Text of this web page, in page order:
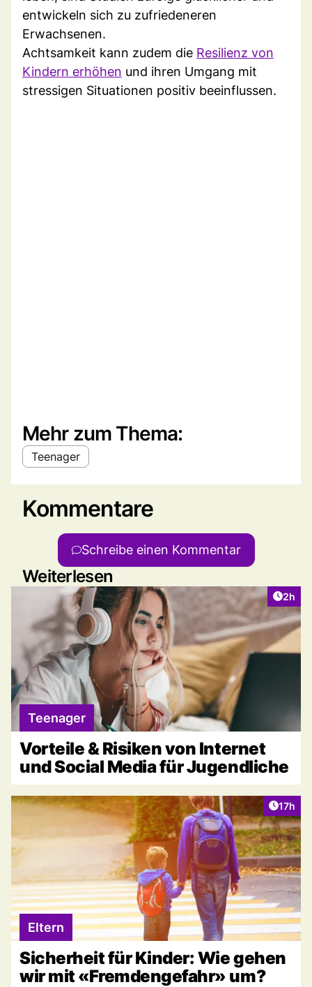
entwickeln sich zu zufriedeneren
Erwachsenen.
Achtsamkeit kann zudem die Resilienz von
Kindern erhöhen und ihren Umgang mit
stressigen Situationen positiv beeinflussen.
Mehr zum Thema:
Teenager
Kommentare
Schreibe einen Kommentar
Weiterlesen
2h
Teenager
Vorteile & Risiken von Internet
und Social Media für Jugendliche
Artikel
17h
Eltern
Sicherheit für Kinder: Wie gehen
wir mit «Fremdengefahr» um?